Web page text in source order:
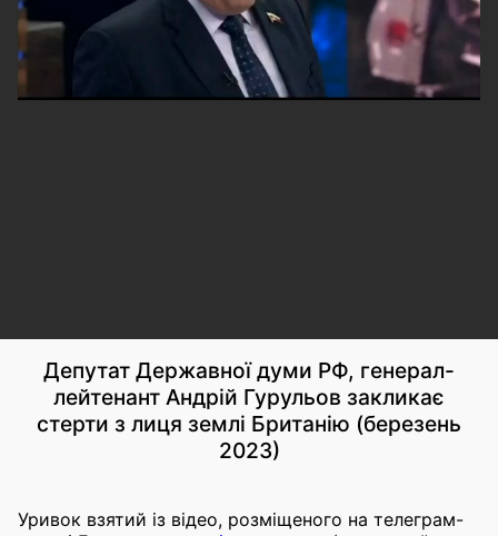
Депутат Державної думи РФ, генерал-
лейтенант Андрій Гурульов закликає
стерти з лиця землі Британію (березень
2023)
Уривок взятий із відео, розміщеного на телеграм-